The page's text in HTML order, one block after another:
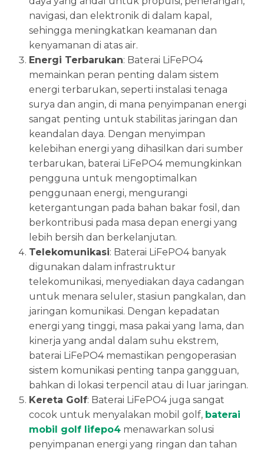
navigasi, dan elektronik di dalam kapal,
sehingga meningkatkan keamanan dan
kenyamanan di atas air.
Energi Terbarukan: Baterai LiFePO4
memainkan peran penting dalam sistem
energi terbarukan, seperti instalasi tenaga
surya dan angin, di mana penyimpanan energi
sangat penting untuk stabilitas jaringan dan
keandalan daya. Dengan menyimpan
kelebihan energi yang dihasilkan dari sumber
terbarukan, baterai LiFePO4 memungkinkan
pengguna untuk mengoptimalkan
penggunaan energi, mengurangi
ketergantungan pada bahan bakar fosil, dan
berkontribusi pada masa depan energi yang
lebih bersih dan berkelanjutan.
Telekomunikasi: Baterai LiFePO4 banyak
digunakan dalam infrastruktur
telekomunikasi, menyediakan daya cadangan
untuk menara seluler, stasiun pangkalan, dan
jaringan komunikasi. Dengan kepadatan
energi yang tinggi, masa pakai yang lama, dan
kinerja yang andal dalam suhu ekstrem,
baterai LiFePO4 memastikan pengoperasian
sistem komunikasi penting tanpa gangguan,
bahkan di lokasi terpencil atau di luar jaringan.
Kereta Golf: Baterai LiFePO4 juga sangat
cocok untuk menyalakan mobil golf, baterai
mobil golf lifepo4 menawarkan solusi
penyimpanan energi yang ringan dan tahan